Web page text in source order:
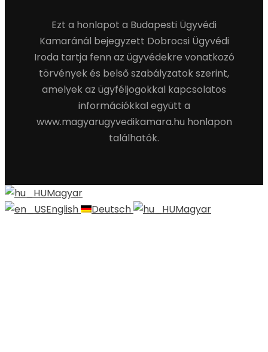
Ezt a honlapot a Budapesti Ügyvédi
Kamaránál bejegyzett Dobrocsi Ügyvédi
Iroda tartja fenn az ügyvédekre vonatkozó
törvények és belső szabályzatok szerint,
amelyek az ügyféljogokkal kapcsolatos
információkkal együtt a
www.magyarugyvedikamara.hu honlapon
találhatók.
Magyar
English
Deutsch Magyar